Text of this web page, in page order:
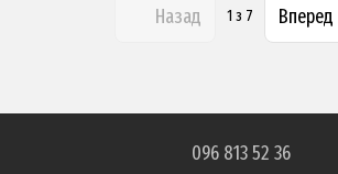
Назад 1 з 7 Вперед
096 813 52 36